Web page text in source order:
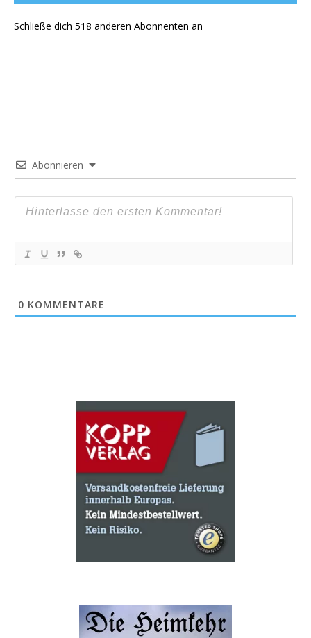
Schließe dich 518 anderen Abonnenten an
Abonnieren
0 KOMMENTARE